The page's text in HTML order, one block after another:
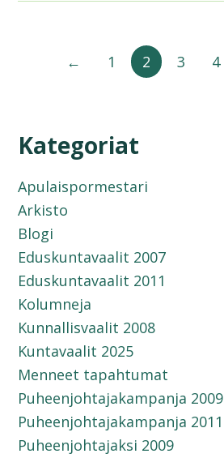
← 1 2 3 4
Kategoriat
Apulaispormestari
Arkisto
Blogi
Eduskuntavaalit 2007
Eduskuntavaalit 2011
Kolumneja
Kunnallisvaalit 2008
Kuntavaalit 2025
Menneet tapahtumat
Puheenjohtajakampanja 2009
Puheenjohtajakampanja 2011
Puheenjohtajaksi 2009